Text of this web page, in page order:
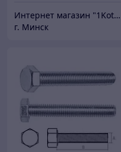
Интернет магазин "1Kotel"
г. Минск